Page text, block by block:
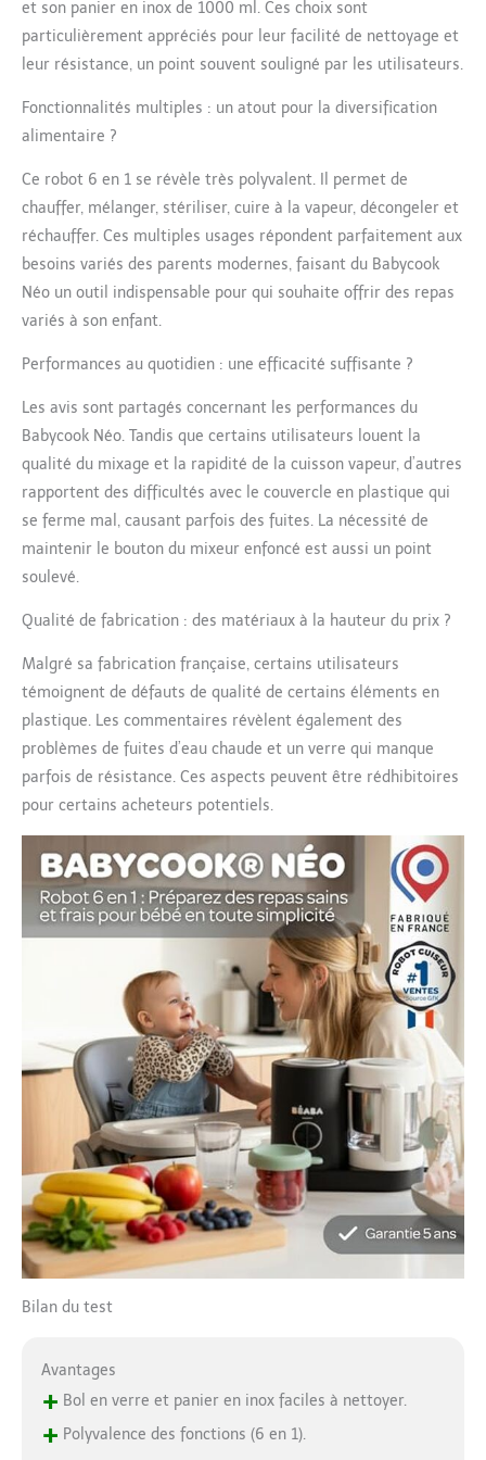
cuisson à l’eau,
préservant les saveurs
et nutriments pour
robot multifonctions
de bébé, de la
naissance à la
diversification
alimentaire, il mixe
mouline et hache pour
proposer différentes
FABRICATION
Béaba, nous tenons au
Made in France, notre
pensé dans l’Ain et
produit en Côte-d’Or,
sa lame vient de
Sabatier Diamant dans
Une grande capacité
de mixage pour
préparer en un cycle
jusqu’à 5 portions de
120g, adapté à toute la
famille et ne
nécessitant pas de
surveillance constante
et son panier en inox de 1000 ml. Ces choix sont
particulièrement appréciés pour leur facilité de nettoyage et
leur résistance, un point souvent souligné par les utilisateurs.
Fonctionnalités multiples : un atout pour la diversification
alimentaire ?
Ce robot 6 en 1 se révèle très polyvalent. Il permet de
chauffer, mélanger, stériliser, cuire à la vapeur, décongeler et
réchauffer. Ces multiples usages répondent parfaitement aux
besoins variés des parents modernes, faisant du Babycook
Néo un outil indispensable pour qui souhaite offrir des repas
variés à son enfant.
Performances au quotidien : une efficacité suffisante ?
Les avis sont partagés concernant les performances du
Babycook Néo. Tandis que certains utilisateurs louent la
qualité du mixage et la rapidité de la cuisson vapeur, d’autres
rapportent des difficultés avec le couvercle en plastique qui
se ferme mal, causant parfois des fuites. La nécessité de
maintenir le bouton du mixeur enfoncé est aussi un point
soulevé.
Qualité de fabrication : des matériaux à la hauteur du prix ?
Malgré sa fabrication française, certains utilisateurs
témoignent de défauts de qualité de certains éléments en
plastique. Les commentaires révèlent également des
problèmes de fuites d’eau chaude et un verre qui manque
parfois de résistance. Ces aspects peuvent être rédhibitoires
pour certains acheteurs potentiels.
Bilan du test
Avantages
+ Bol en verre et panier en inox faciles à nettoyer.
+ Polyvalence des fonctions (6 en 1).